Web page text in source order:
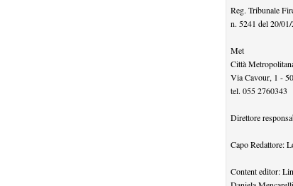
Reg. Tribunale
n. 5241 del 20/
Met
Città
Via Cavour, 1 -
tel. 055 2760343
Direttore
Capo Redattore:
Content editor: